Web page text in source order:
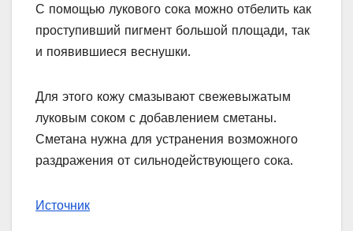
С помощью лукового сока можно отбелить как
проступивший пигмент большой площади, так
и появившиеся веснушки.
Для этого кожу смазывают свежевыжатым
луковым соком с добавлением сметаны.
Сметана нужна для устранения возможного
раздражения от сильнодействующего сока.
Источник